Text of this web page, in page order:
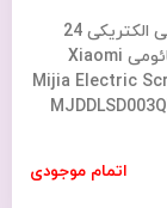
پیچ گوشتی الکتریکی 24
عددی شیائومی Xiaomi
Mijia Electric
اتمام موجودی